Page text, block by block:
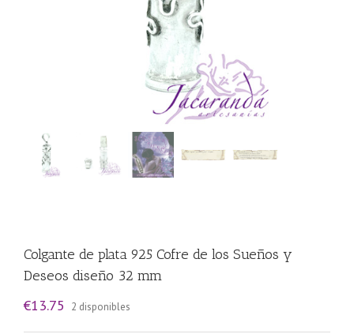
Colgante de plata 925 Cofre de los Sueños y
Deseos diseño 32 mm
€13.75 2 disponibles